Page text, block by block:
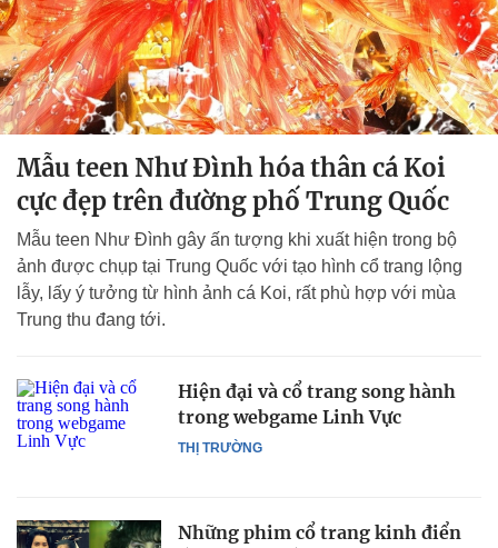
Mẫu teen Như Đình hóa thân cá Koi
cực đẹp trên đường phố Trung Quốc
Mẫu teen Như Đình gây ấn tượng khi xuất hiện trong bộ
ảnh được chụp tại Trung Quốc với tạo hình cổ trang lộng
lẫy, lấy ý tưởng từ hình ảnh cá Koi, rất phù hợp với mùa
Trung thu đang tới.
THỊ TRƯỜNG
Hiện đại và cổ trang song hành
trong webgame Linh Vực
Những phim cổ trang kinh điển